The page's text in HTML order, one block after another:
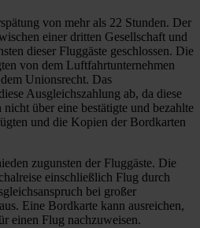
von mehr als 22 Stunden. Der
einer dritten Gesellschaft und
dieser Fluggäste geschlossen. Die
von dem Luftfahrtunternehmen
Unionsrecht. Das
Ausgleichszahlung ab, da diese
über eine bestätigte und bezahlte
und die Kopien der Bordkarten
zugunsten der Fluggäste. Die
einschließlich Flug durch
bei großer
Eine Bordkarte kann ausreichen,
einen Flug nachzuweisen.